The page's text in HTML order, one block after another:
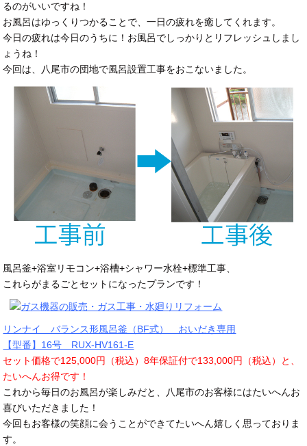
るのがいいですね！
お風呂はゆっくりつかることで、一日の疲れを癒してくれます。
今日の疲れは今日のうちに！お風呂でしっかりとリフレッシュしまし
ょうね！
今回は、八尾市の団地で風呂設置工事をおこないました。
風呂釜+浴室リモコン+浴槽+シャワー水栓+標準工事、
これらがまるごとセットになったプランです！
リンナイ バランス形風呂釜（BF式） おいだき専用
【型番】16号 RUX-HV161-E
セット価格で125,000円（税込）8年保証付で133,000円（税込）と、
たいへんお得です！
これから毎日のお風呂が楽しみだと、八尾市のお客様にはたいへんお
喜びいただきました！
今回もお客様の笑顔に会うことができてたいへん嬉しく思っておりま
す。